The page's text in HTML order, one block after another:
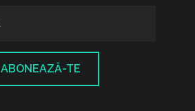
ABONEAZĂ-TE